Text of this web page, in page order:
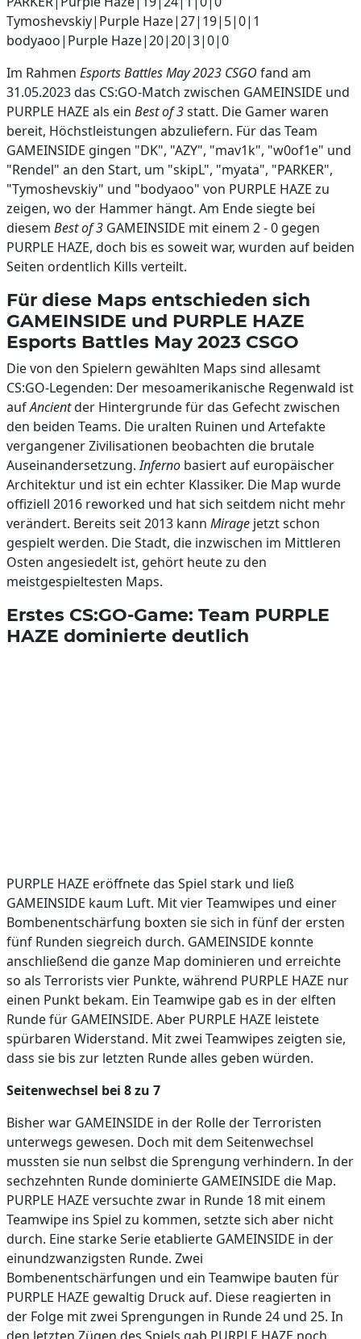
Tymoshevskiy|Purple Haze|27|19|5|0|1
bodyaoo|Purple Haze|20|20|3|0|0
Im Rahmen Esports Battles May 2023 CSGO fand am
31.05.2023 das CS:GO-Match zwischen GAMEINSIDE und
PURPLE HAZE als ein Best of 3statt. Die Gamer waren
bereit, Höchstleistungen abzuliefern. Für das Team
GAMEINSIDE gingen "DK", "AZY", "mav1k", "w0of1e" und
"Rendel" an den Start, um "skipL", "myata", "PARKER",
"Tymoshevskiy" und "bodyaoo" von PURPLE HAZE zu
zeigen, wo der Hammer hängt. Am Ende siegte bei
diesem Best of 3 GAMEINSIDE mit einem 2 - 0 gegen
PURPLE HAZE, doch bis es soweit war, wurden auf beiden
Seiten ordentlich Kills verteilt.
Für diese Maps entschieden sich
GAMEINSIDE und PURPLE HAZE
Esports Battles May 2023 CSGO
Die von den Spielern gewählten Maps sind allesamt
CS:GO-Legenden: Der mesoamerikanische Regenwald ist
aufAncientder Hintergrunde für das Gefecht zwischen
den beiden Teams. Die uralten Ruinen und Artefakte
vergangener Zivilisationen beobachten die brutale
Auseinandersetzung.Inferno basiert auf europäischer
Architektur und ist ein echter Klassiker. Die Map wurde
offiziell 2016 reworked und hat sich seitdem nicht mehr
verändert. Bereits seit 2013 kann Mirage jetzt schon
gespielt werden. Die Stadt, die inzwischen im Mittleren
Osten angesiedelt ist, gehört heute zu den
meistgespieltesten Maps.
Erstes CS:GO-Game: Team PURPLE
HAZE dominierte deutlich
PURPLE HAZE eröffnete das Spiel stark und ließ
GAMEINSIDE kaum Luft. Mit vier Teamwipes und einer
Bombenentschärfung boxten sie sich in fünf der ersten
fünf Runden siegreich durch. GAMEINSIDE konnte
anschließend die ganze Map dominieren und erreichte
so als Terrorists vier Punkte, während PURPLE HAZE nur
einen Punkt bekam. Ein Teamwipe gab es in der elften
Runde für GAMEINSIDE. Aber PURPLE HAZE leistete
spürbaren Widerstand. Mit zwei Teamwipes zeigten sie,
dass sie bis zur letzten Runde alles geben würden.
Seitenwechsel bei 8 zu 7
Bisher war GAMEINSIDE in der Rolle der Terroristen
unterwegs gewesen. Doch mit dem Seitenwechsel
mussten sie nun selbst die Sprengung verhindern. In der
sechzehnten Runde dominierte GAMEINSIDE die Map.
PURPLE HAZE versuchte zwar in Runde 18 mit einem
Teamwipe ins Spiel zu kommen, setzte sich aber nicht
durch. Eine starke Serie etablierte GAMEINSIDE in der
einundzwanzigsten Runde. Zwei
Bombenentschärfungen und ein Teamwipe bauten für
PURPLE HAZE gewaltig Druck auf. Diese reagierten in
der Folge mit zwei Sprengungen in Runde 24 und 25. In